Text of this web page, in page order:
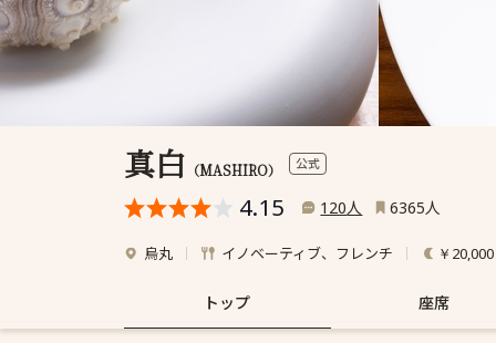
真白 （MASHIRO） 公式
4.15 120人 6365人
烏丸 イノベーティブ、フレンチ ￥
トップ 座席